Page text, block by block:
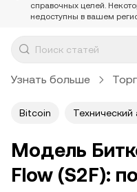
справочных целей.
недоступны в вашем
Узнать больше
Bitcoin Технический
Модель
Flow (S2F):